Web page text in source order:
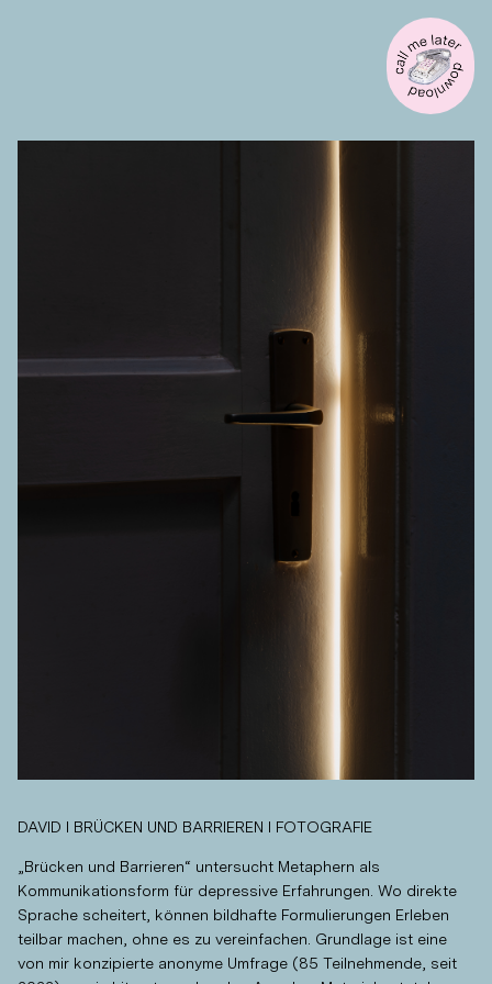
DAVID I BRÜCKEN UND BARRIEREN I FOTOGRAFIE
„Brücken und Barrieren“ untersucht Metaphern als
Kommunikationsform für depressive Erfahrungen. Wo direkte
Sprache scheitert, können bildhafte Formulierungen Erleben
teilbar machen, ohne es zu vereinfachen. Grundlage ist eine
von mir konzipierte anonyme Umfrage (85 Teilnehmende, seit